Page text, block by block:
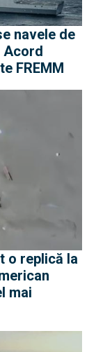
navele de
Acord
FREMM
o replică la
mai